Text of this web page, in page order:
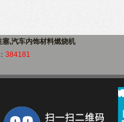
,汽车内饰材料燃烧机
384181